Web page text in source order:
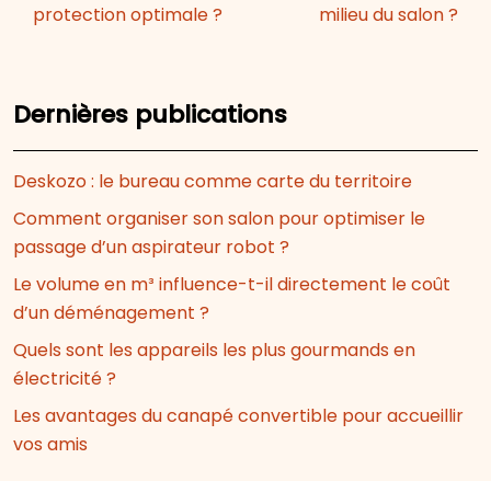
protection optimale ?
milieu du salon ?
Dernières publications
Deskozo : le bureau comme carte du territoire
Comment organiser son salon pour optimiser le
passage d’un aspirateur robot ?
Le volume en m³ influence-t-il directement le coût
d’un déménagement ?
Quels sont les appareils les plus gourmands en
électricité ?
Les avantages du canapé convertible pour accueillir
vos amis